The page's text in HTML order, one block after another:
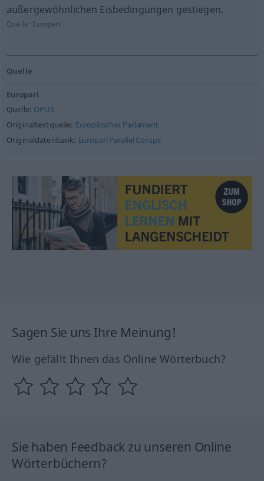
außergewöhnlichen Eisbedingungen gestiegen.
Quelle: Europarl
Quelle
Europarl
Quelle: OPUS
Originaltextquelle: Europäisches Parlament
Originaldatenbank: Europarl Parallel Corups
Sagen Sie uns Ihre Meinung!
Wie gefällt Ihnen das Online Wörterbuch?
Sie haben Feedback zu unseren Online
Wörterbüchern?